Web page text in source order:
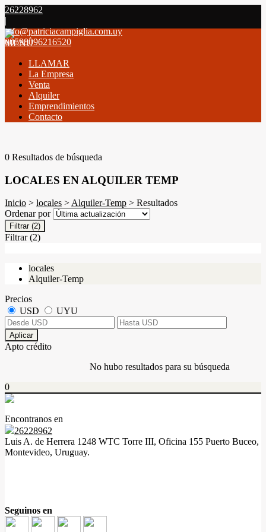
26228962
|
info@patriciacampiglia.com.uy
00598096216520
MENÚ
LLAMAR
La Empresa
Venta
Alquiler
Emprendimientos
Contacto
0 Resultados de búsqueda
LOCALES EN ALQUILER TEMP
Inicio > locales >Alquiler-Temp > Resultados
Ordenar por
Filtrar (2)
Filtrar (2)
locales
Alquiler-Temp
Precios
USD
UYU
Aplicar
Apto crédito
No hubo resultados para su búsqueda
0
Encontranos en
26228962
Luis A. de Herrera 1248 WTC Torre III, Oficina 155 Puerto Buceo,
Montevideo, Uruguay.
Seguinos en